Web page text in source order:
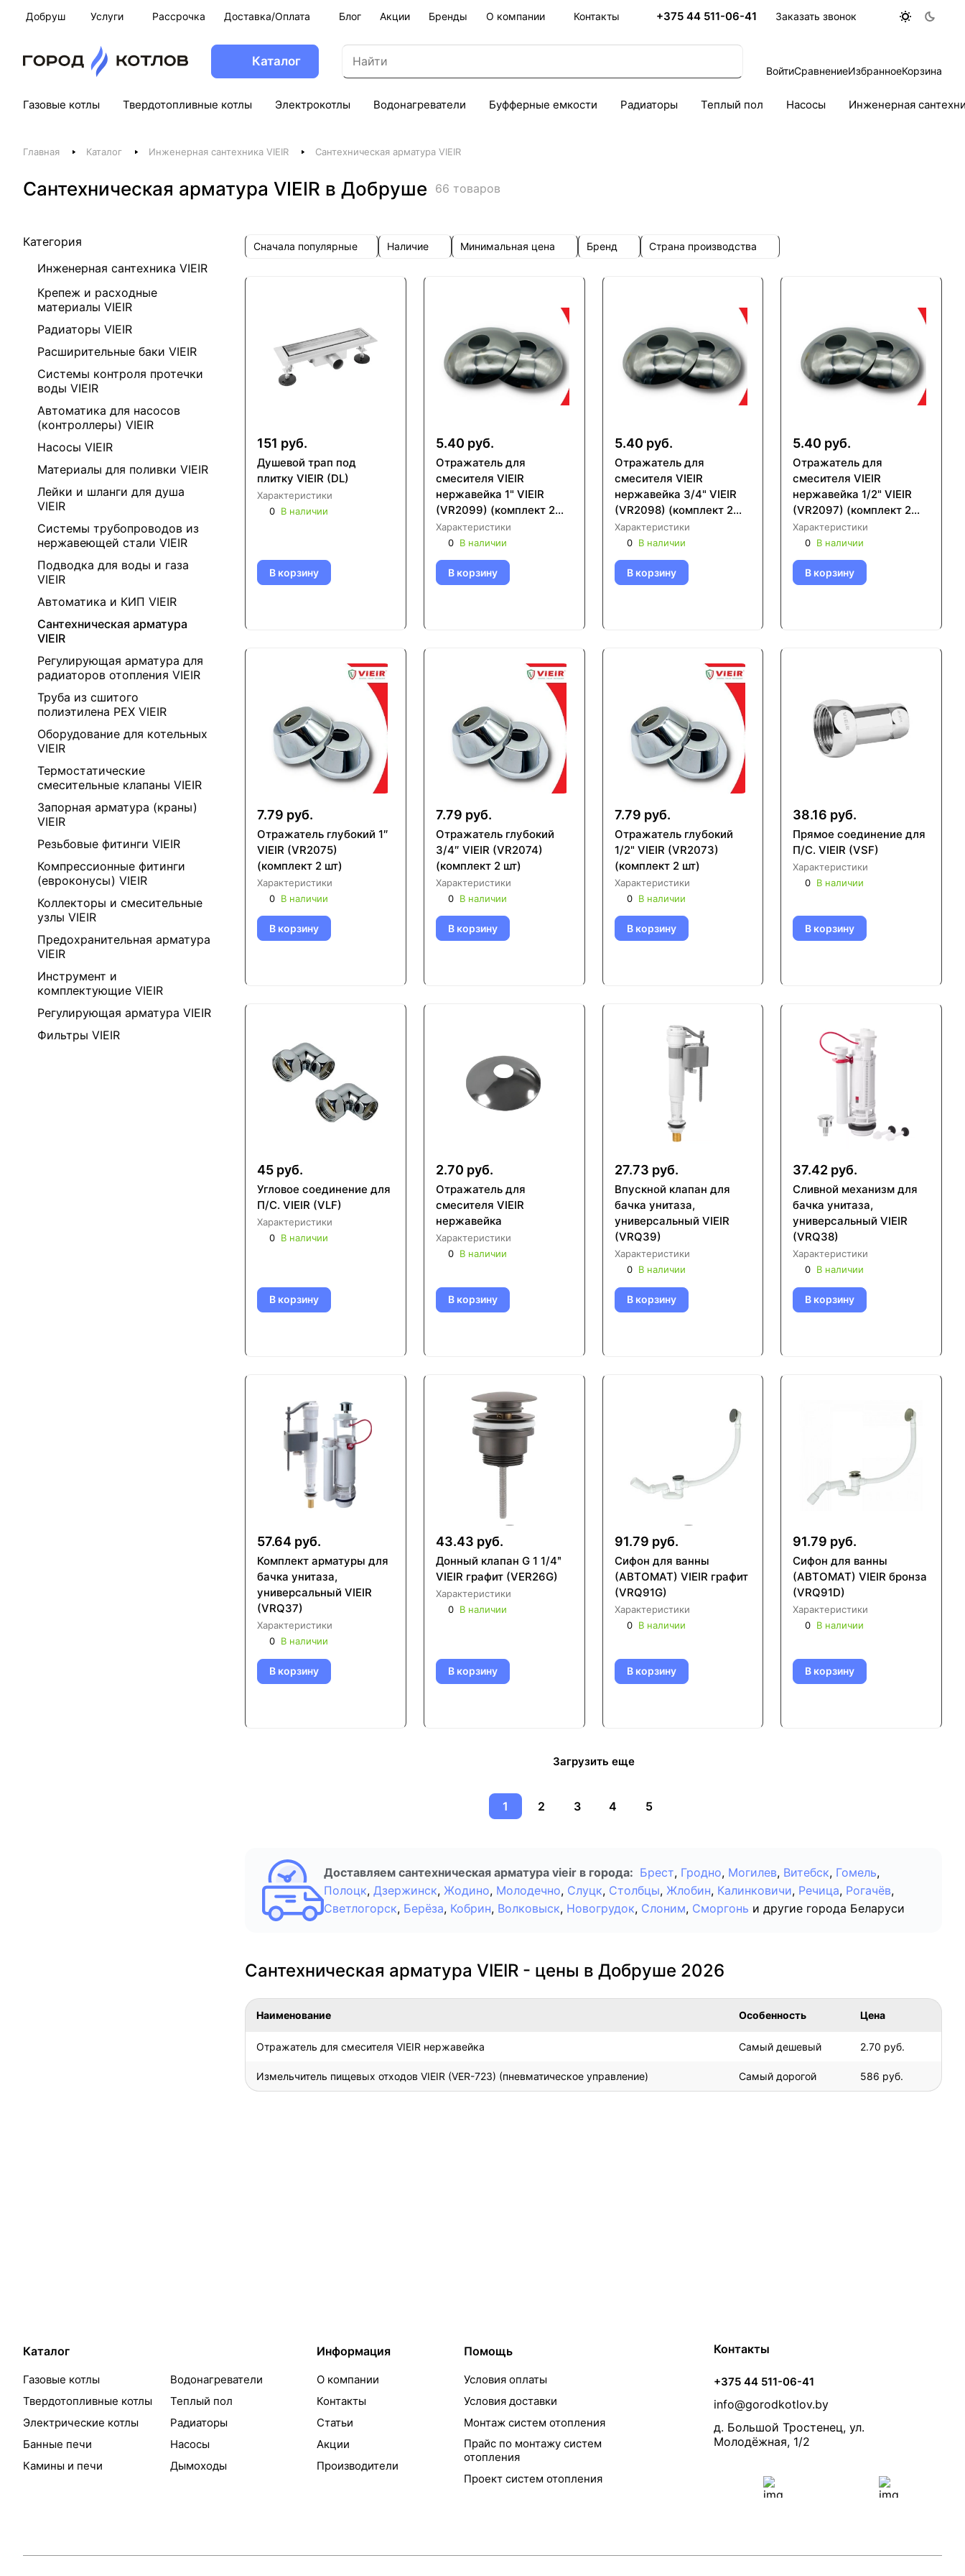
Добруш Услуги Рассрочка Доставка/Оплата Блог Акции Бренды О компании Контакты +375 44 511-06-41 Заказать звонок
Каталог
ВойтиСравнениеИзбранноеКорзина
Газовые котлы Твердотопливные котлы Электрокотлы Водонагреватели Буфферные емкости Радиаторы Теплый пол Насосы Инженерная
Главная Каталог Инженерная сантехника VIEIR Сантехническая арматура VIEIR
Сантехническая арматура VIEIR в Добруше 66 товаров
Категория
Инженерная сантехника VIEIR
Крепеж и расходные
материалы VIEIR
Радиаторы VIEIR
Расширительные баки VIEIR
Системы контроля протечки
воды VIEIR
Автоматика для насосов
(контроллеры) VIEIR
Насосы VIEIR
Материалы для поливки VIEIR
Лейки и шланги для душа
VIEIR
Системы трубопроводов из
нержавеющей стали VIEIR
Подводка для воды и газа
VIEIR
Автоматика и КИП VIEIR
Сантехническая арматура
VIEIR
Регулирующая арматура для
радиаторов отопления VIEIR
Труба из сшитого
полиэтилена PEX VIEIR
Оборудование для котельных
VIEIR
Термостатические
смесительные клапаны VIEIR
Запорная арматура (краны)
VIEIR
Резьбовые фитинги VIEIR
Компрессионные фитинги
(евроконусы) VIEIR
Коллекторы и смесительные
узлы VIEIR
Предохранительная арматура
VIEIR
Инструмент и
комплектующие VIEIR
Регулирующая арматура VIEIR
Фильтры VIEIR
Сначала популярные Наличие Минимальная цена Бренд Страна производства
151 руб.
Душевой трап под
плитку VIEIR (DL)
Характеристики
0 В наличии
В корзину
5.40 руб.
Отражатель для
смесителя VIEIR
нержавейка 1" VIEIR
(VR2099) (комплект 2
шт)
Характеристики
0 В наличии
В корзину
5.40 руб.
Отражатель для
смесителя VIEIR
нержавейка 3/4" VIEIR
(VR2098) (комплект 2
шт)
Характеристики
0 В наличии
В корзину
5.40 руб.
Отражатель для
смесителя VIEIR
нержавейка 1/2" VIEIR
(VR2097) (комплект 2
шт)
Характеристики
0 В наличии
В корзину
7.79 руб.
Отражатель глубокий 1″
VIEIR (VR2075)
(комплект 2 шт)
Характеристики
0 В наличии
В корзину
7.79 руб.
Отражатель глубокий
3/4″ VIEIR (VR2074)
(комплект 2 шт)
Характеристики
0 В наличии
В корзину
7.79 руб.
Отражатель глубокий
1/2" VIEIR (VR2073)
(комплект 2 шт)
Характеристики
0 В наличии
В корзину
38.16 руб.
Прямое соединение для
П/С. VIEIR (VSF)
Характеристики
0 В наличии
В корзину
45 руб.
Угловое соединение для
П/С. VIEIR (VLF)
Характеристики
0 В наличии
В корзину
2.70 руб.
Отражатель для
смесителя VIEIR
нержавейка
Характеристики
0 В наличии
В корзину
27.73 руб.
Впускной клапан для
бачка унитаза,
универсальный VIEIR
(VRQ39)
Характеристики
0 В наличии
В корзину
37.42 руб.
Сливной механизм для
бачка унитаза,
универсальный VIEIR
(VRQ38)
Характеристики
0 В наличии
В корзину
57.64 руб.
Комплект арматуры для
бачка унитаза,
универсальный VIEIR
(VRQ37)
Характеристики
0 В наличии
В корзину
43.43 руб.
Донный клапан G 1 1/4ʺ
VIEIR графит (VER26G)
Характеристики
0 В наличии
В корзину
91.79 руб.
Сифон для ванны
(АВТОМАТ) VIEIR графит
(VRQ91G)
Характеристики
0 В наличии
В корзину
91.79 руб.
Сифон для ванны
(АВТОМАТ) VIEIR бронза
(VRQ91D)
Характеристики
0 В наличии
В корзину
Загрузить еще
1 2 3 4 5
Доставляем сантехническая арматура vieir в города: Брест, Гродно, Могилев, Витебск, Гомель,
Полоцк, Дзержинск, Жодино, Молодечно, Слуцк, Столбцы, Жлобин, Калинковичи, Речица, Рогачёв,
Светлогорск, Берёза, Кобрин, Волковыск, Новогрудок, Слоним, Сморгонь и другие города Беларуси
Сантехническая арматура VIEIR - цены в Добруше 2026
Наименование Особенность Цена
Отражатель для смесителя VIEIR нержавейка Самый дешевый 2.70 руб.
Измельчитель пищевых отходов VIEIR (VER-723) (пневматическое управление) Самый дорогой 586 руб.
Каталог
Газовые котлы
Твердотопливные котлы
Электрические котлы
Банные печи
Камины и печи
Водонагреватели
Теплый пол
Радиаторы
Насосы
Дымоходы
Информация
О компании
Контакты
Статьи
Акции
Производители
Помощь
Условия оплаты
Условия доставки
Монтаж систем отопления
Прайс по монтажу систем
отопления
Проект систем отопления
Контакты
+375 44 511-06-41
info@gorodkotlov.by
д. Большой Тростенец, ул.
Молодёжная, 1/2